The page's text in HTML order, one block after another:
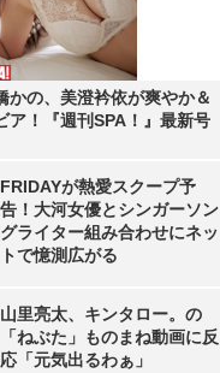
かの、美澄衿依が爽やか＆
ア！『週刊SPA！』最新号
FRIDAYが熱愛スクープ予
告！大河女優とシンガーソン
グライター組み合わせにネッ
トで憶測広がる
山里亮太、キンタロー。の
「ねぶた」ものまね動画に反
応「元気出るわぁ」